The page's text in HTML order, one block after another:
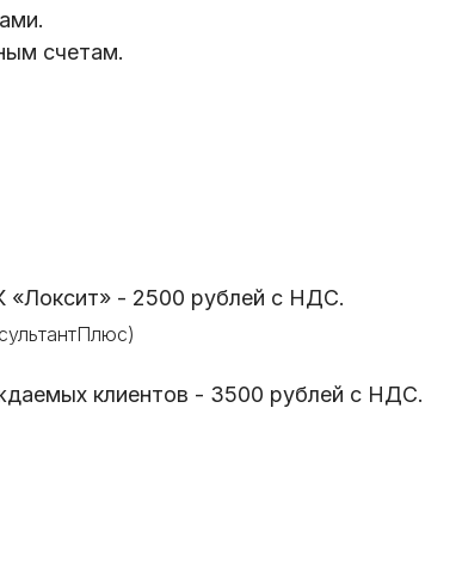
счетам.
«Локсит» - 2500 рублей с НДС.
клиентов - 3500 рублей с НДС.